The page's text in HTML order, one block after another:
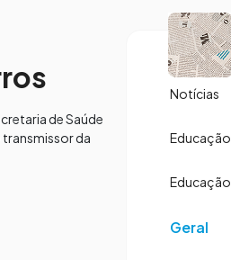
de Saúde
da
Notícias
Educação
Educação
Geral